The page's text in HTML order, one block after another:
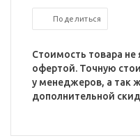
Поделиться
Стоимость товара не
офертой. Точную
у менеджеров, а так
дополнительной